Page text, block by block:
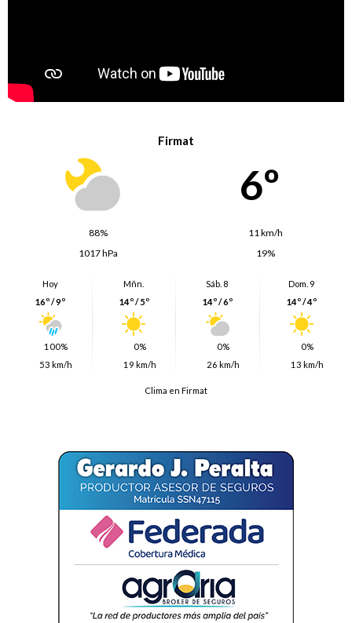
Firmat
6º
88%
11 km/h
1017 hPa
19%
Hoy
16º / 9º
100%
53 km/h
Mñn.
14º / 5º
0%
19 km/h
Sáb. 8
14º / 6º
0%
26 km/h
Dom. 9
14º / 4º
0%
13 km/h
Clima en Firmat